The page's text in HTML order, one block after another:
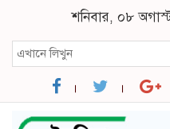
শনিবার, ০৮